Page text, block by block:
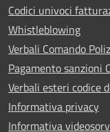
Codici univoci
Whistleblowing
Verbali Comando
Pagamento sanzioni
Verbali esteri codice
Informativa privacy
Informativa